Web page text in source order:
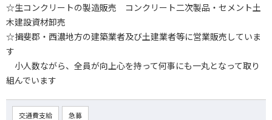
☆生コンクリートの製造販売 コンクリート二次製品・セメント土
木建設資材卸売
☆揖斐郡・西濃地方の建築業者及び土建業者等に営業販売していま
す
小人数ながら、全員が向上心を持って何事にも一丸となって取り
組んでいます
交通費支給 急募